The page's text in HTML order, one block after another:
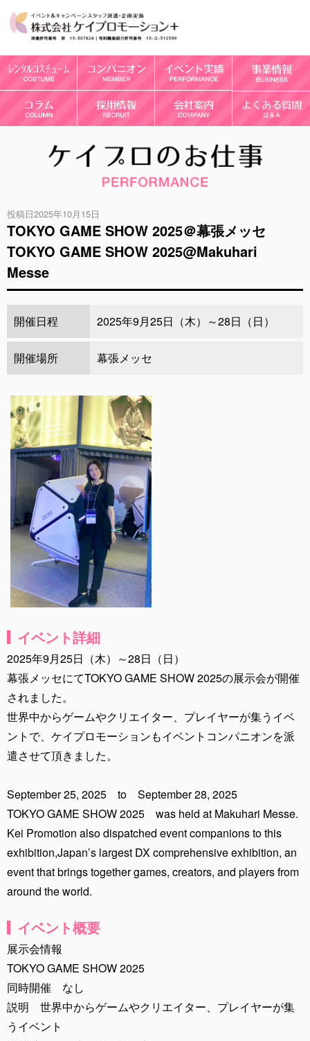
投稿日2025年10月15日
TOKYO GAME SHOW 2025＠幕張メッセ
TOKYO GAME SHOW 2025@Makuhari
Messe
開催日程 2025年9月25日（木）～28日（日）
開催場所 幕張メッセ
イベント詳細
2025年9月25日（木）～28日（日）
幕張メッセにてTOKYO GAME SHOW 2025の展示会が開催
されました。
世界中からゲームやクリエイター、プレイヤーが集うイベ
ントで、ケイプロモーションもイベントコンパニオンを派
遣させて頂きました。
September 25, 2025 to September 28, 2025
TOKYO GAME SHOW 2025 was held at Makuhari Messe.
Kei Promotion also dispatched event companions to this
exhibition,Japan’s largest DX comprehensive exhibition, an
event that brings together games, creators, and players from
around the world.
イベント概要
展示会情報
TOKYO GAME SHOW 2025
同時開催 なし
説明 世界中からゲームやクリエイター、プレイヤーが集
うイベント